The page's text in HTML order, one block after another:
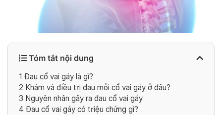
Tóm tắt nội dung
1 Đau cổ vai gáy là gì?
2 Khám và điều trị đau mỏi cổ vai gáy ở đâu?
3 Nguyên nhân gây ra đau cổ vai gáy
4 Đau cổ vai gáy có triệu chứng gì?